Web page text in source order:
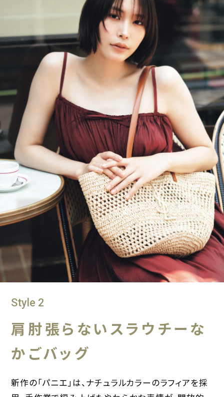
Style 2
肩肘張らないスラウチーな
かごバッグ
新作の「パニエ」は、ナチュラルカラーのラフィアを採